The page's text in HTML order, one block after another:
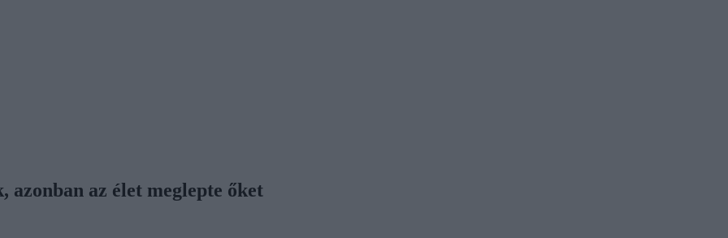
az élet meglepte őket